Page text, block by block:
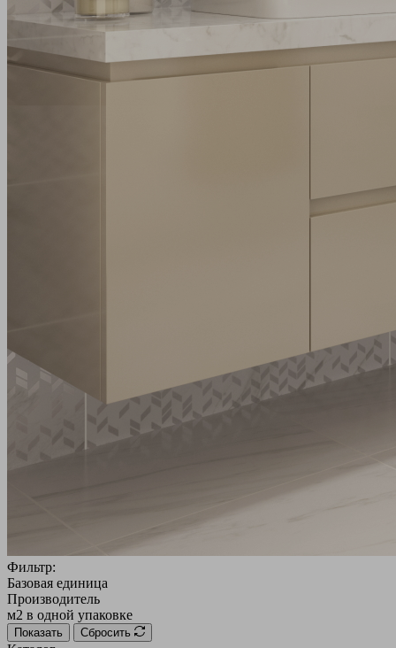
Фильтр:
Базовая единица
Производитель
м2 в одной упаковке
Показать Сбросить